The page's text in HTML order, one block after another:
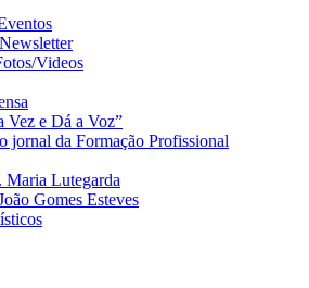
Videos
Vez e Dá a Voz”
jornal da Formação Profissional
Maria Lutegarda
Gomes Esteves